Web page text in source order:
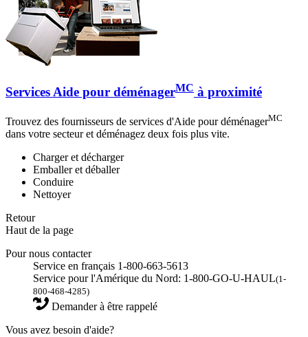
Services Aide pour déménagerMC à proximité
Trouvez des fournisseurs de services d'Aide pour déménagerMC
dans votre secteur et déménagez deux fois plus vite.
Charger et décharger
Emballer et déballer
Conduire
Nettoyer
Retour
Haut de la page
Pour nous contacter
Service en français 1-800-663-5613
Service pour l'Amérique du Nord: 1-800-GO-U-HAUL(1-
800-468-4285)
Demander à être rappelé
Vous avez besoin d'aide?